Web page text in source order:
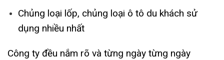
Chủng loại lốp, chủng loại ô tô du khách sử
dụng nhiều nhất
Công ty đều nắm rõ và từng ngày từng ngày